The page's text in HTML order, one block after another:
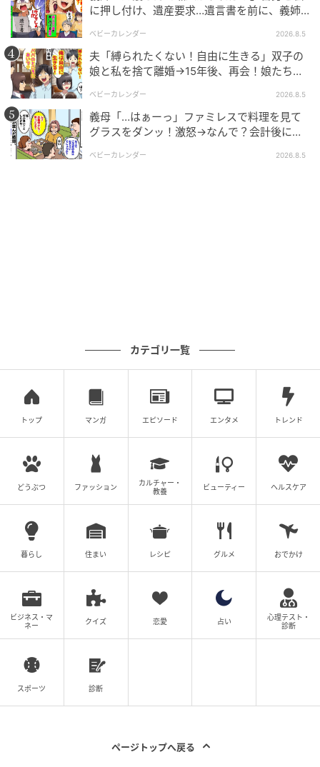
元に作成しています。
元記事で読む
次の記事
＜妊婦は役立たず？！＞つわりで退職⇒寝込
んでいると「いいご身分だな！」罵倒され…
【まんが】
の記事をもっとみる
に押し付け、遺産要求…遺言書を前に、義姉
ベビーカレンダー 2026.8.5
夫「縛られたくない！自由に生きる」双子の
娘と私を捨て離婚→15年後、再会！娘たち
ベビーカレンダー 2026.8.5
義母「…はぁーっ」ファミレスで料理を見て
グラスをダンッ！激怒→なんで？会計後に知
ベビーカレンダー 2026.8.5
カテゴリ一覧
トップ マンガ エピソード エンタメ トレンド
どうぶつ ファッション
カルチャー・
教養
ビューティー ヘルスケア
暮らし 住まい レシピ グルメ おでかけ
ビジネス・マ
ネー
クイズ 恋愛 占い
心理テスト・
診断
スポーツ 診断
ページトップへ戻る